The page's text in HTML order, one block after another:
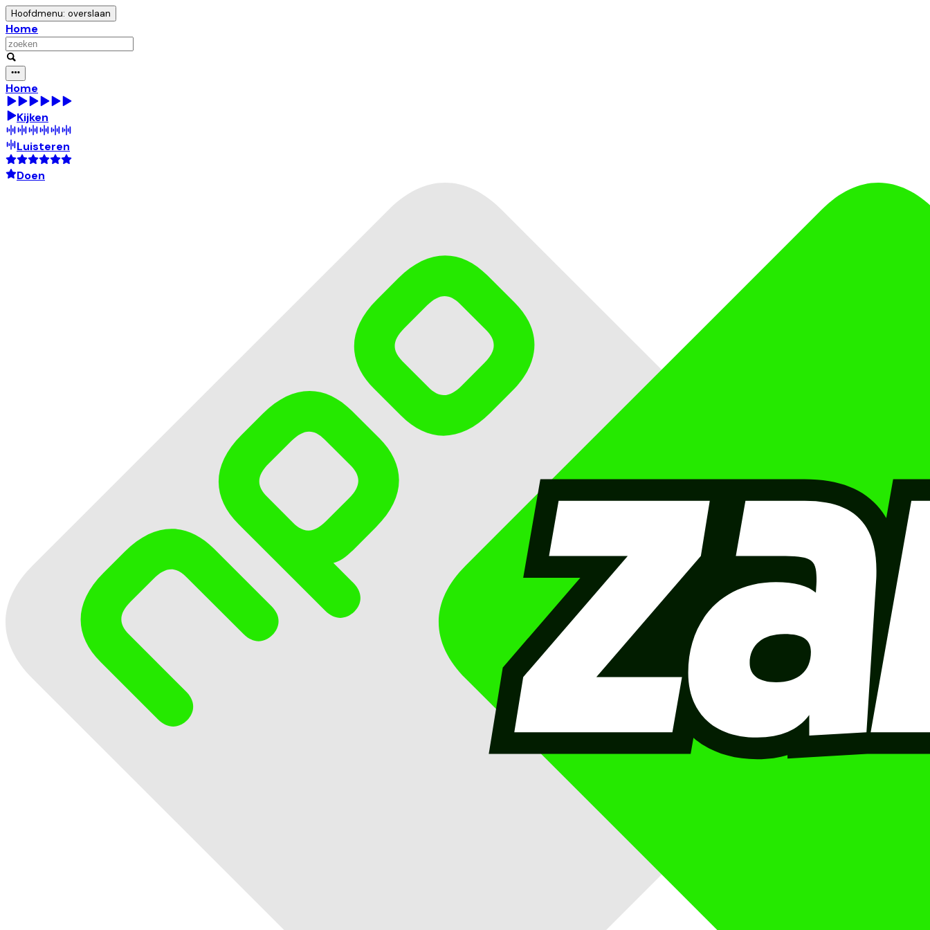
Hoofdmenu: overslaan
Home
Home
Kijken
Luisteren
Doen